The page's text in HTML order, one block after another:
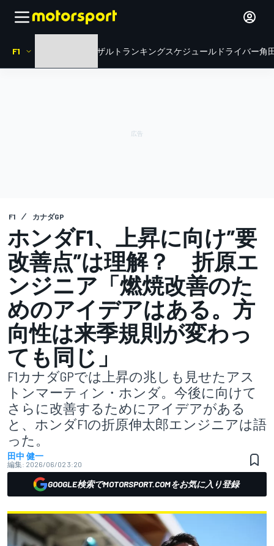
F1 リザルト ランキングスケジュール ドライバー角
F1 カナダGP
ホンダF1、上昇に向け”要
改善点”は理解？ 折原エ
ンジニア「燃焼改善のた
めのアイデアはある。方
向性は来季規則が変わっ
ても同じ」
F1カナダGPでは上昇の兆しも見せたアス
トンマーティン・ホンダ。今後に向けて
さらに改善するためにアイデアがある
と、ホンダF1の折原伸太郎エンジニアは語
った。
田中 健一
編集: 2026/06/02 3:20
GOOGLE検索でMOTORSPORT.COMをお気に入り登録